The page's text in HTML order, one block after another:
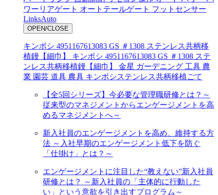
ワーリアゲート オートテールゲート フットセンサー
LinksAuto
OPEN/CLOSE
キンボシ 4951167613083 GS ＃1308 ステンレス共柄移
植鏝【細巾】 キンボシ 4951167613083 GS ＃1308 ステ
ンレス共柄移植鏝【細巾】 金星 ガーデニング 工具 農
業 園芸 道具 農具 キンボシステンレス共柄移植ごて
【全5回シリーズ】今必要な管理職研修とは？～
従来型のマネジメントからエンゲージメントを高
めるマネジメントへ～
新入社員のエンゲージメントを高め、維持する方
法 ～入社早期のエンゲージメント低下を防ぐ
「仕掛け」とは？～
エンゲージメントに注目した“教えない”新入社員
研修とは？ ～新入社員の「主体的に行動した
い」という意欲を引き出すプログラム～